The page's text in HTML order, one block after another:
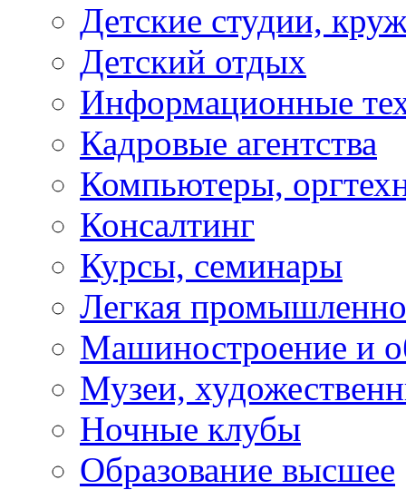
Детские студии,
Детский отдых
Информационные
Кадровые агентства
Компьютеры,
Консалтинг
Курсы, семинары
Легкая
Машиностроение и
Музеи,
Ночные клубы
Образование высшее